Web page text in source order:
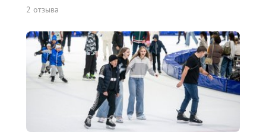
2 отзыва